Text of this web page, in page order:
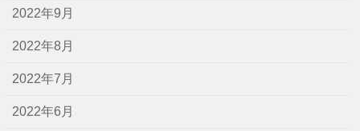
2022年9月
2022年8月
2022年7月
2022年6月